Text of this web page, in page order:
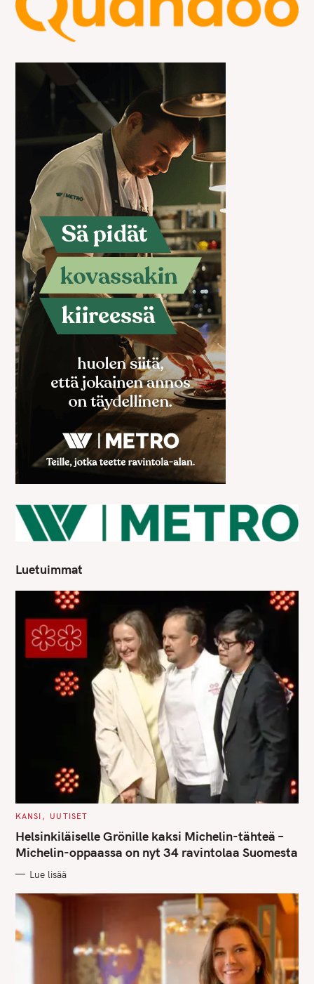
Luetuimmat
C
T
E
G
O
I
S
KANSI UUTISET
Helsinkiläiselle Grönille kaksi Michelin-tähteä –
Michelin-oppaassa on nyt 34 ravintolaa Suomesta
Lue lisää
o
r
: